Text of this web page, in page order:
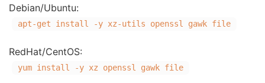
Debian/Ubuntu:
apt-get install -y xz-utils openssl gawk file
RedHat/CentOS:
yum install -y xz openssl gawk file